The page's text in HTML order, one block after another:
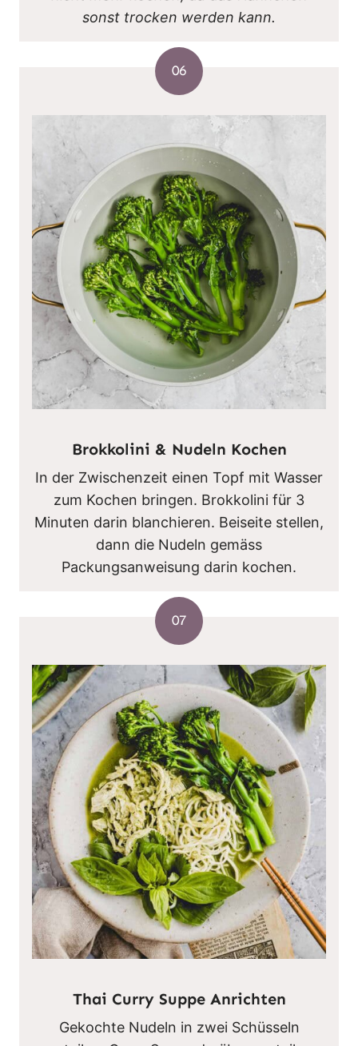
sonst trocken werden kann.
06
Brokkolini & Nudeln Kochen
In der Zwischenzeit einen Topf mit Wasser
zum Kochen bringen. Brokkolini für 3
Minuten darin blanchieren. Beiseite stellen,
dann die Nudeln gemäss
Packungsanweisung darin kochen.
07
Thai Curry Suppe Anrichten
Gekochte Nudeln in zwei Schüsseln